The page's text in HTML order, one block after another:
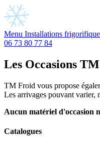
Menu Installations
06 73 80 77 84
Les Occasions
TM Froid vous propose
Les arrivages pouvant varier,
Aucun matériel d'occasion
Catalogues
Panneau de gestion des cookies